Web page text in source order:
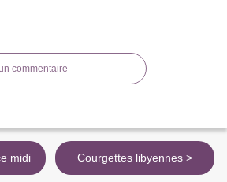
commentaire
midi Courgettes libyennes >